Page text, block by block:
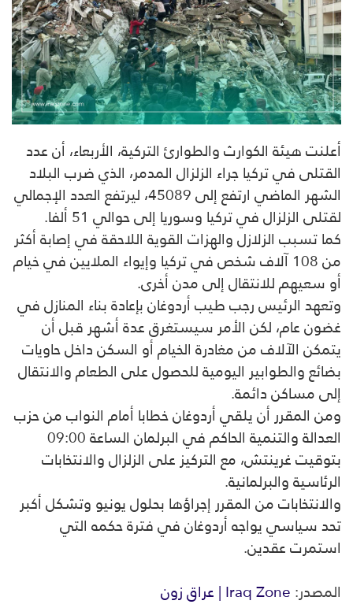
أعلنت هيئة الكوارث والطوارئ التركية، الأربعاء، أن عدد
القتلى في تركيا جراء الزلزال المدمر، الذي ضرب البلاد
الشهر الماضي ارتفع إلى 45089، ليرتفع العدد الإجمالي
لقتلى الزلزال في تركيا وسوريا إلى حوالي 51 ألفا.
كما تسبب الزلازل والهزات القوية اللاحقة في إصابة أكثر
من 108 آلاف شخص في تركيا وإيواء الملايين في خيام
أو سعيهم للانتقال إلى مدن أخرى.
وتعهد الرئيس رجب طيب أردوغان بإعادة بناء المنازل في
غضون عام، لكن الأمر سيستغرق عدة أشهر قبل أن
يتمكن الآلاف من مغادرة الخيام أو السكن داخل حاويات
بضائع والطوابير اليومية للحصول على الطعام والانتقال
إلى مساكن دائمة.
ومن المقرر أن يلقي أردوغان خطابا أمام النواب من حزب
العدالة والتنمية الحاكم في البرلمان الساعة 09:00
بتوقيت غرينتش، مع التركيز على الزلزال والانتخابات
الرئاسية والبرلمانية.
والانتخابات من المقرر إجراؤها بحلول يونيو وتشكل أكبر
تحد سياسي يواجه أردوغان في فترة حكمه التي
استمرت عقدين.
المصدر:Iraq Zone | عراق زون